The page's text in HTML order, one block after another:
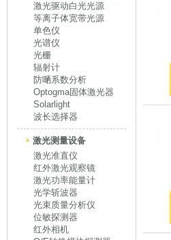
激光驱动白光光源
等离子体宽带光源
单色仪
光谱仪
光栅
辐射计
防嗮系数分析
Optogma固体激光器
Solarlight
波长选择器
激光测量设备
激光准直仪
红外激光观察镜
激光功率能量计
光学斩波器
光束质量分析仪
位敏探测器
红外相机